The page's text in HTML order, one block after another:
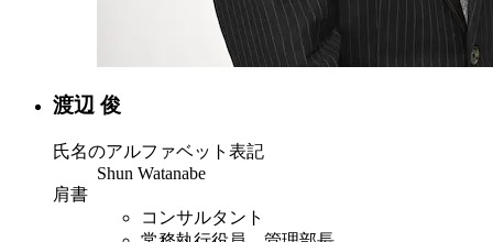
渡辺 俊
氏名のアルファベット表記
Shun Watanabe
肩書
コンサルタント